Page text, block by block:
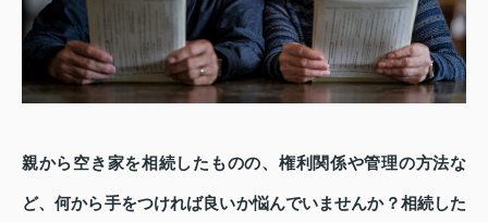
親から空き家を相続したものの、権利関係や管理の方法な
ど、何から手をつければ良いか悩んでいませんか？相続した